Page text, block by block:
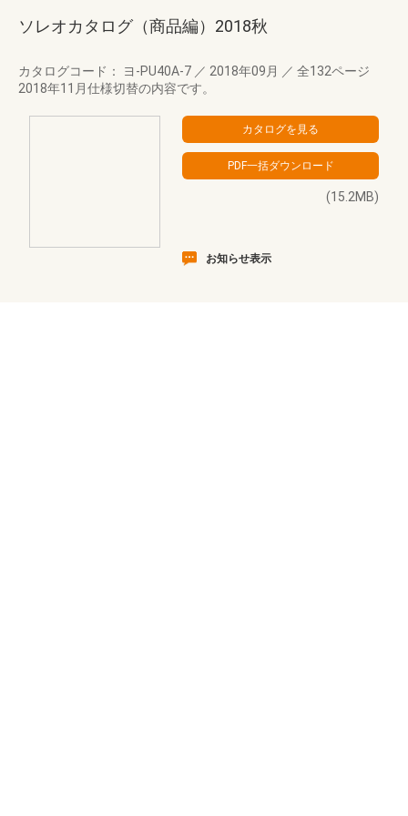
ソレオカタログ（商品編）2018秋
カタログコード： ヨ-PU40A-7 ／ 2018年09月 ／ 全132ページ
2018年11月仕様切替の内容です。
(15.2MB)
お知らせ表示